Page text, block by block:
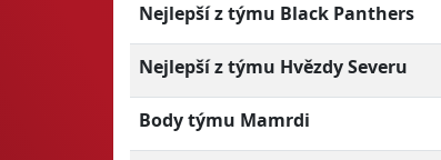
Nejlepší z týmu Black Panthers
Nejlepší z týmu Hvězdy Severu
Body týmu Mamrdi